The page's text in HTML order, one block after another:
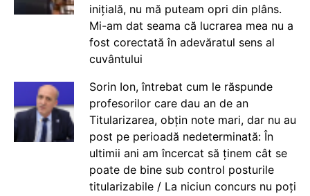
inițială, nu mă puteam opri din plâns.
Mi-am dat seama că lucrarea mea nu a
fost corectată în adevăratul sens al
cuvântului
Sorin Ion, întrebat cum le răspunde
profesorilor care dau an de an
Titularizarea, obțin note mari, dar nu au
post pe perioadă nedeterminată: În
ultimii ani am încercat să ținem cât se
poate de bine sub control posturile
titularizabile / La niciun concurs nu poți